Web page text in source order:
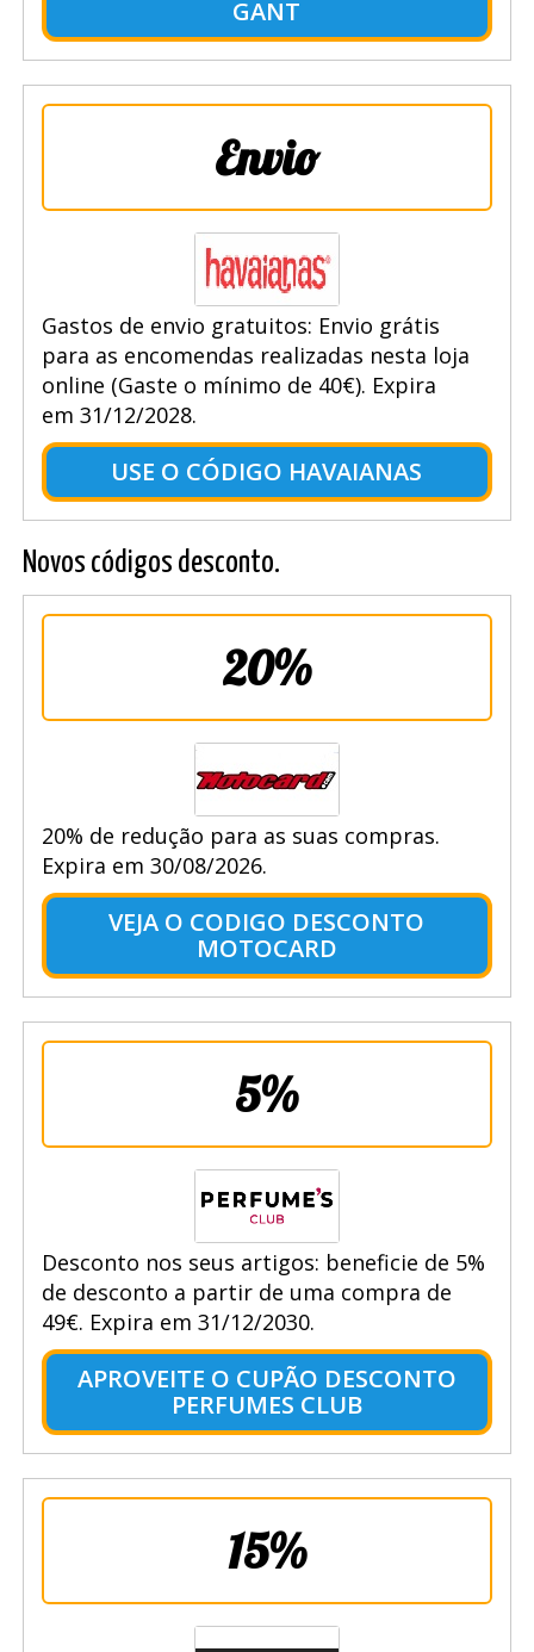
GANT
Envio
Gastos de envio gratuitos: Envio grátis
para as encomendas realizadas nesta loja
online (Gaste o mínimo de 40€). Expira
em 31/12/2028.
USE O CÓDIGO HAVAIANAS
Novos códigos desconto.
20%
20% de redução para as suas compras.
Expira em 30/08/2026.
VEJA O CODIGO DESCONTO
MOTOCARD
5%
Desconto nos seus artigos: beneficie de 5%
de desconto a partir de uma compra de
49€. Expira em 31/12/2030.
APROVEITE O CUPÃO DESCONTO
PERFUMES CLUB
15%